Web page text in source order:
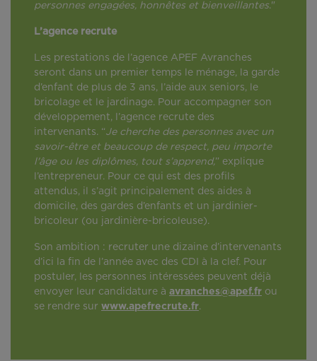
personnes engagées, honnêtes et bienveillantes."
L’agence recrute
Les prestations de l’agence APEF Avranches
seront dans un premier temps le ménage, la garde
d’enfant de plus de 3 ans, l’aide aux seniors, le
bricolage et le jardinage. Pour accompagner son
développement, l’agence recrute des
intervenants. “Je cherche des personnes avec un
savoir-être et beaucoup de respect, peu importe
l'âge ou les diplômes, tout s’apprend,” explique
l’entrepreneur. Pour ce qui est des profils
attendus, il s’agit principalement des aides à
domicile, des gardes d’enfants et un jardinier-
bricoleur (ou jardinière-bricoleuse).
Son ambition : recruter une dizaine d’intervenants
d’ici la fin de l’année avec des CDI à la clef. Pour
postuler, les personnes intéressées peuvent déjà
envoyer leur candidature à avranches@apef.fr ou
se rendre sur www.apefrecrute.fr.